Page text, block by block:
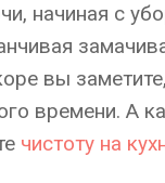
начиная с
вы
времени. А
чистоту на